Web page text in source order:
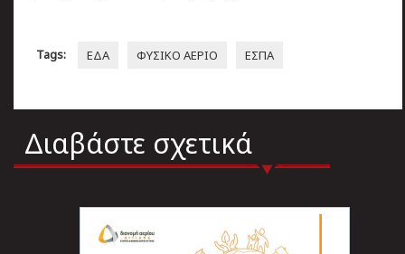
Tags: ΕΔΑ ΦΥΣΙΚΟ ΑΕΡΙΟ ΕΣΠΑ
Διαβάστε σχετικά